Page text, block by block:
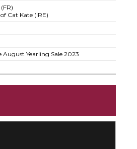
Cat Kate (IRE)
August Yearling Sale 2023